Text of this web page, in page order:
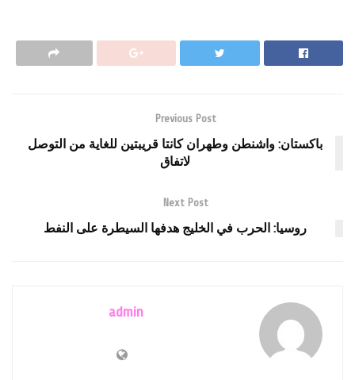
Previous Post
باكستان: واشنطن وطهران كانتا قريبتين للغاية من التوصل
لاتفاق
Next Post
روسيا: الحرب في الخليج هدفها السيطرة على النفط
admin